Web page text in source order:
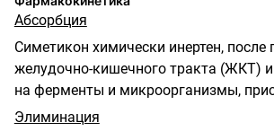
Абсорбция
Симетикон химически инертен,
желудочно-кишечного тракта (ЖКТ) и
на ферменты и микроорганизмы,
Элиминация